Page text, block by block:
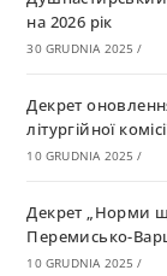
на 2026 рік
30 GRUDNIA 2025 /
Декрет
літургійної
10 GRUDNIA 2025 /
Декрет „Норми
Перемисько-
10 GRUDNIA 2025 /